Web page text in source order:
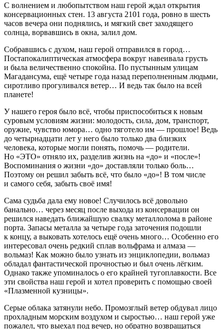
С волнением и любопытством наш герой ждал открытия
консервационных стен. 13 августа 2101 года, ровно в шесть
часов вечера они поднялись, и мягкий свет заходящего
солнца, ворвавшись в окна, залил дом.
Собравшись с духом, наш герой отправился в город…
Постапокалиптическая атмосфера вокруг навеивала грусть
и была величественно спокойна. По пустынным улицам
Магадансума, ещё четыре года назад переполненным людьми,
сиротливо прогуливался ветер… И ведь так было на всей
планете!
У нашего героя было всё, чтобы приспособиться к новым
суровым условиям жизни: молодость, сила, дом, транспорт,
оружие, чувство юмора… одно тяготело им — прошлое! Ведь
до четырнадцати лет у него было только два близких
человека, которые могли понять, помочь — родители.
Но «ЭТО» отняло их, разделив жизнь на «до» и «после»!
Воспоминания о жизни «до» доставляли только боль…
Поэтому он решил забыть всё, что было «до»! В том числе
и самого себя, забыть своё имя!
Сама судьба дала ему новое! Случилось всё довольно
банально… через месяц после выхода из консервации он
решился наведать ближайшую свалку металлолома в районе
порта. Запасы металла за четыре года заточения подошли
к концу, а выковать хотелось ещё очень много… Особенно его
интересовал очень редкий сплав вольфрама и алмаза —
вольмаз! Как можно было узнать из энциклопедии, вольмаз
обладал фантастической прочностью и был очень лёгким.
Однако также упоминалось о его крайней тугоплавкости. Все
эти свойства наш герой и хотел проверить с помощью своей
«Плазменной кузницы».
Серые облака затянули небо. Промозглый ветер обдувал лицо
прохладным морским воздухом и сыростью… наш герой уже
пожалел, что выехал под вечер, но обратно возвращаться